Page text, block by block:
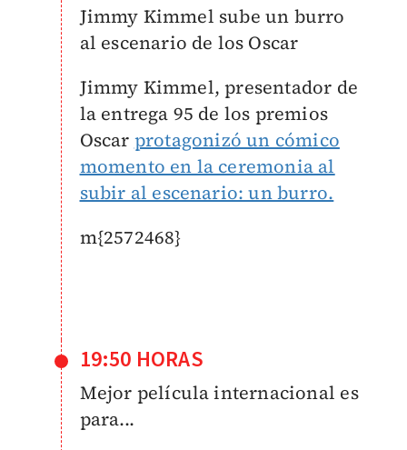
Jimmy Kimmel sube un burro
al escenario de los Oscar
Jimmy Kimmel, presentador de
la entrega 95 de los premios
Oscar protagonizó un cómico
momento en la ceremonia al
subir al escenario: un burro.
m{2572468}
19:50 HORAS
Mejor película internacional es
para...